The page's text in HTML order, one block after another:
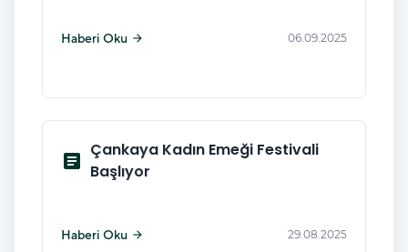
Haberi Oku arrow_forward 06.09.2025
article
Çankaya Kadın Emeği Festivali
Başlıyor
Haberi Oku arrow_forward 29.08.2025